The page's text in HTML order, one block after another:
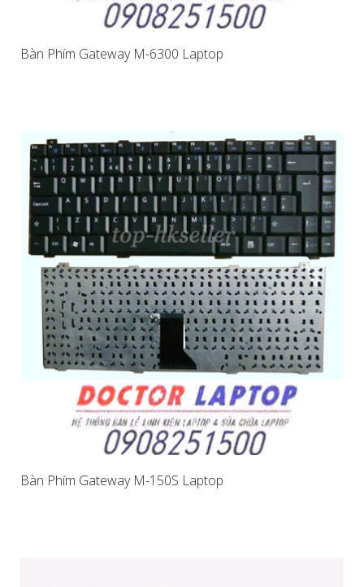
Bàn Phím Gateway M-6300 Laptop
Bàn Phím Gateway M-150S Laptop